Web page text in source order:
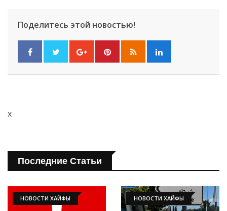
Поделитесь этой новостью!
x
Последние Статьи
НОВОСТИ ХАЙФЫ НОВОСТИ ХАЙФЫ